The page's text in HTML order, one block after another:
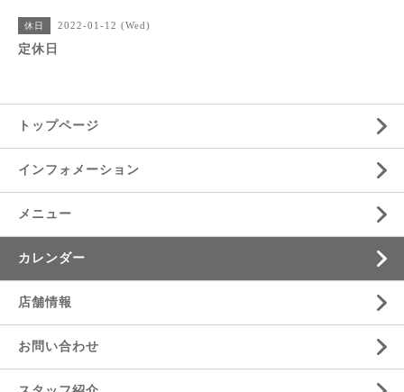
休日 2022-01-12 (Wed)
定休日
トップページ
インフォメーション
メニュー
カレンダー
店舗情報
お問い合わせ